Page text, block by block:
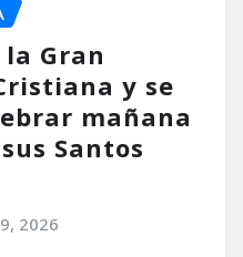
Gran
y se
mañana
Santos
2026